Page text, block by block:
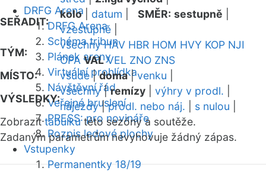
DRFG Arena
DRFG Arena
Schéma tribun
Plánek areny
Virtuální prohlídka
Návštěvní řád
Veřejné bruslení
PRESS: pro novináře
Rozpis ledové plochy
Vstupenky
Permanentky 18/19
SEŘADIT:
kolo| datum SMĚR: sestupně
vzestupně
TÝM:
všechny HAV HBR HOM HVY KOP NJI
OPA VAL VEL ZNO ZNS
MÍSTO:
všude|doma|venku
VÝSLEDKY:
všechny|remízy výhry v prodl.
nájezdy|prodl. nebo náj. s nulou
Zobrazittabulkutéto sezóny a soutěže.
Zadaným parametrům nevyhovuje žádný zápas.